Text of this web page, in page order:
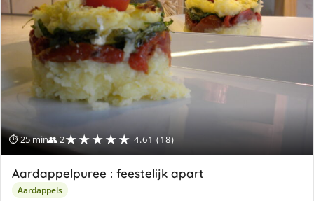
⏱ 25 min👥 2★★★★★ 4.61 (18)
Aardappelpuree : feestelijk apart
Aardappels